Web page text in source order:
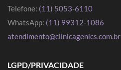
Telefone: (11) 5053-6110
WhatsApp: (11) 99312-1086
atendimento@clinicagenics.com.br
LGPD/PRIVACIDADE